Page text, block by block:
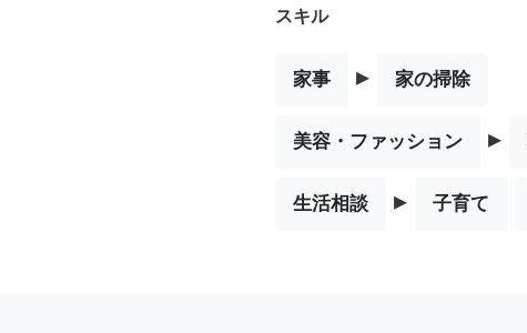
スキル
家事 ▸ 家の掃除
美容・ファッション ▸
生活相談 ▸ 子育て